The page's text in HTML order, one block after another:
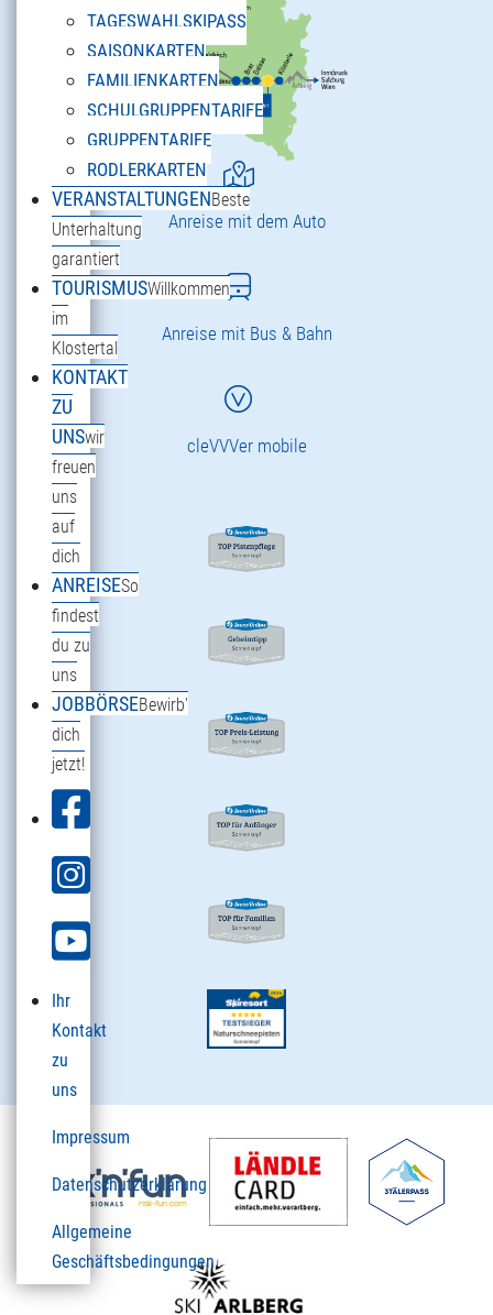
TAGESWAHLSKIPASS
SAISONKARTEN
FAMILIENKARTEN
SCHULGRUPPENTARIFE
GRUPPENTARIFE
RODLERKARTEN
VERANSTALTUNGENBeste
Unterhaltung
garantiert
TOURISMUSWillkommen
im
Klostertal
KONTAKT
ZU
UNSwir
freuen
uns
auf
dich
ANREISESo
findest
du zu
uns
JOBBÖRSEBewirb'
dich
jetzt!
Ihr
Kontakt
zu
uns
Impressum
Datenschutzerklärung
Allgemeine
Geschäftsbedingungen
Anreise mit dem Auto
Anreise mit Bus & Bahn
cleVVVer mobile